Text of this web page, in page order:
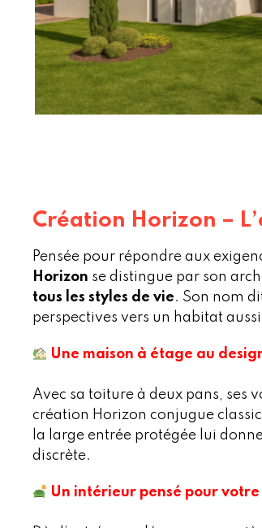
Création Horizon –
Pensée pour répondre aux
Horizon se distingue par son
tous les styles de vie. Son nom
perspectives vers un habitat
Une maison à étage au
Avec sa toiture à deux pans, ses
création Horizon conjugue
la large entrée protégée lui
discrète.
Un intérieur pensé pour